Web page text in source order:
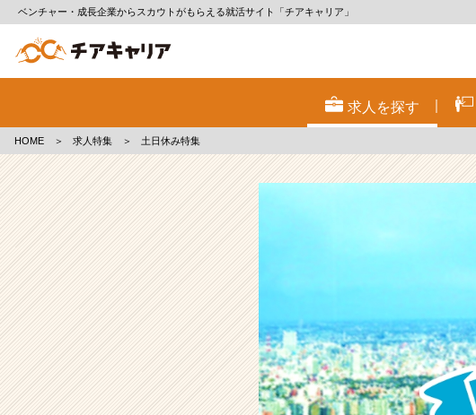
ベンチャー・成長企業からスカウトがもらえる就活サイト「チアキャリア」
み
の
求人を探す
HOME ＞ 求人特集 ＞ 土日休み特集